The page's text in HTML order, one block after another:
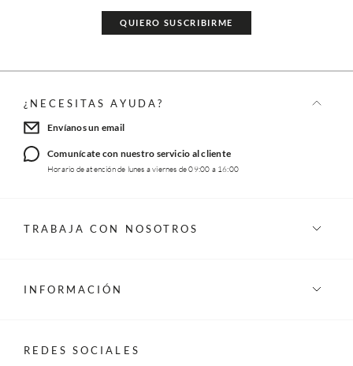
QUIERO SUSCRIBIRME
¿NECESITAS AYUDA?
Envíanos un email
Comunícate con nuestro servicio al cliente
Horario de atención de lunes a viernes de 09:00 a 16:00
TRABAJA CON NOSOTROS
INFORMACIÓN
REDES SOCIALES